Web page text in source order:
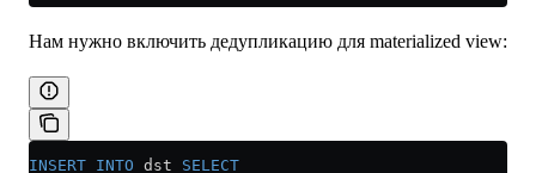
Нам нужно включить дедупликацию для materialized view:
INSERT INTO dst SELECT